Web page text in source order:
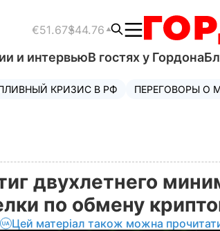
€51.67$44.76
и интервьюВ гостях у Гордона
КРИЗИС В РФ ПЕРЕГОВОРЫ О
двухлетнего
по обмену
Цей матеріал також можна